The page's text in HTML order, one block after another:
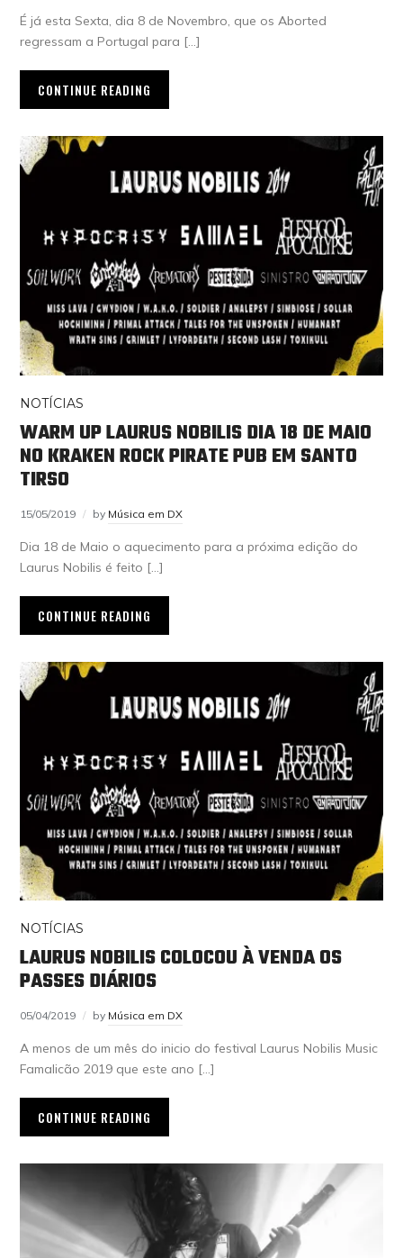
É já esta Sexta, dia 8 de Novembro, que os Aborted
regressam a Portugal para […]
CONTINUE READING
NOTÍCIAS
WARM UP LAURUS NOBILIS DIA 18 DE MAIO
NO KRAKEN ROCK PIRATE PUB EM SANTO
TIRSO
15/05/2019 by Música em DX
Dia 18 de Maio o aquecimento para a próxima edição do
Laurus Nobilis é feito […]
CONTINUE READING
NOTÍCIAS
LAURUS NOBILIS COLOCOU À VENDA OS
PASSES DIÁRIOS
05/04/2019 by Música em DX
A menos de um mês do inicio do festival Laurus Nobilis Music
Famalicão 2019 que este ano […]
CONTINUE READING